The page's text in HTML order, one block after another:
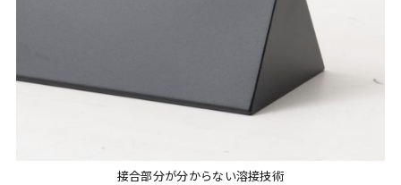
接合部分が分からない溶接技術